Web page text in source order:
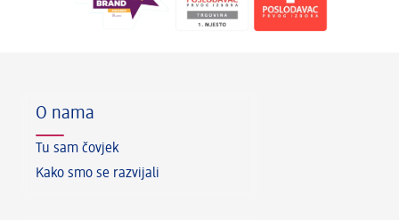
O nama
Tu sam čovjek
Kako smo se razvijali